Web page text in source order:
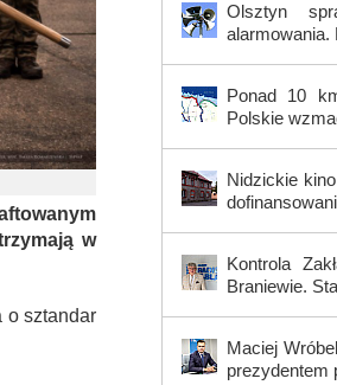
w
o sztandar
Olsztyn
alarmowania.
Ponad 10
Polskie
Nidzickie
Kontrola
Braniewie.
Maciej
prezydentem